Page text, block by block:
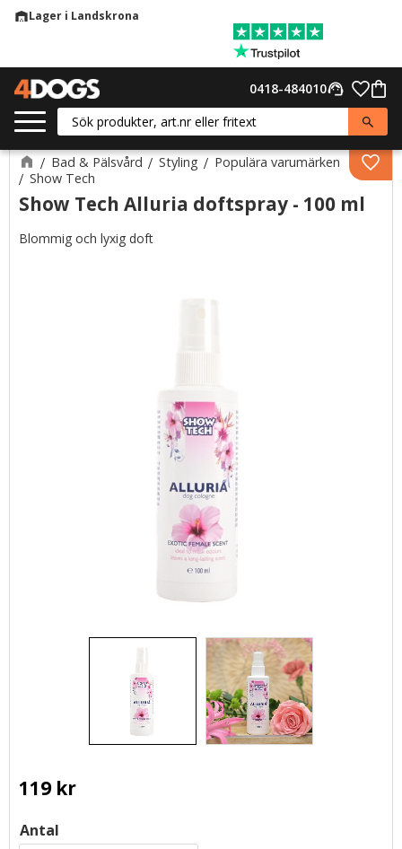
warehouseLager i Landskrona
support_agent
0418-484010
Bad & Pälsvård Styling
Populära varumärken
Show Tech
Show Tech Alluria doftspray - 100 ml
Blommig och lyxig doft
119kr
Antal